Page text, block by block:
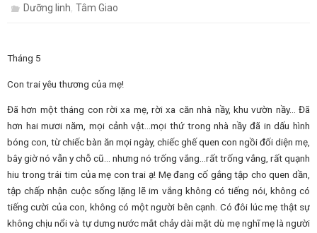
Dưỡng linh,Tâm Giao
Tháng 5
Con trai yêu thương của mẹ!
Đã hơn một tháng con rời xa mẹ, rời xa căn nhà nầy, khu vườn nầy… Đã
hơn hai mươi năm, mọi cảnh vật…mọi thứ trong nhà nầy đã in dấu hình
bóng con, từ chiếc bàn ăn mọi ngày, chiếc ghế quen con ngồi đối diện mẹ,
bây giờ nó vẫn y chỗ cũ… nhưng nó trống vắng…rất trống vắng, rất quạnh
hiu trong trái tim của mẹ con trai ạ! Mẹ đang cố gắng tập cho quen dần,
tập chấp nhận cuộc sống lặng lẽ im vắng không có tiếng nói, không có
tiếng cười của con, không có một người bên cạnh. Có đôi lúc mẹ thật sự
không chịu nổi và tự dưng nước mắt chảy dài mặt dù mẹ nghĩ mẹ là người